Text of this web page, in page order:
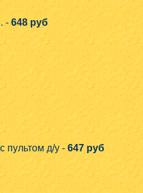
-648 руб
пультом д/у -647 руб